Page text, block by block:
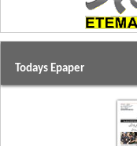
Todays Epaper